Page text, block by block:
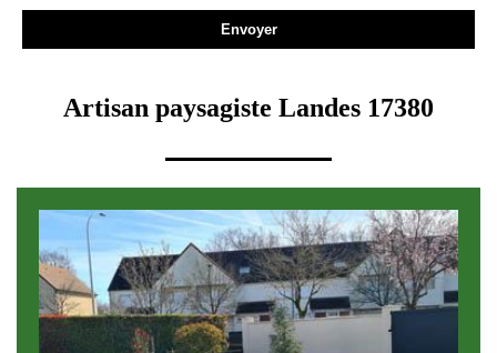
Artisan paysagiste Landes 17380